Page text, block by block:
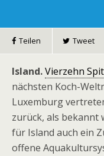
Teilen Tweet
Island.Vierzehn
nächsten Koch-
Luxemburg
zurück, als bekannt
für Island auch ein
offene